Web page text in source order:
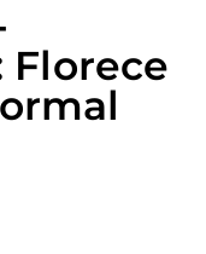
Florece